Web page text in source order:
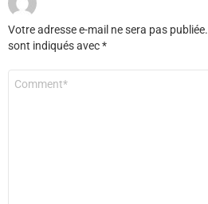
Votre adresse e-mail ne sera pas publiée.
sont indiqués avec*
Commentaire